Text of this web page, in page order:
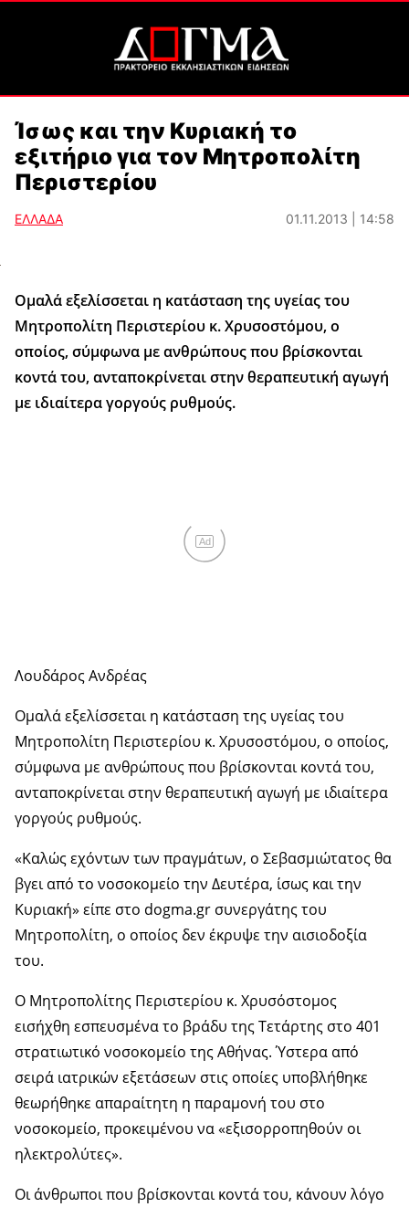
Ίσως και την Κυριακή το
εξιτήριο για τον Μητροπολίτη
Περιστερίου
ΕΛΛΑΔΑ 01.11.2013 | 14:58
Ομαλά εξελίσσεται η κατάσταση της υγείας του
Μητροπολίτη Περιστερίου κ. Χρυσοστόμου, ο
οποίος, σύμφωνα με ανθρώπους που βρίσκονται
κοντά του, ανταποκρίνεται στην θεραπευτική αγωγή
με ιδιαίτερα γοργούς ρυθμούς.
Ad
Λουδάρος Ανδρέας
Ομαλά εξελίσσεται η κατάσταση της υγείας του
Μητροπολίτη Περιστερίου κ. Χρυσοστόμου, ο οποίος,
σύμφωνα με ανθρώπους που βρίσκονται κοντά του,
ανταποκρίνεται στην θεραπευτική αγωγή με ιδιαίτερα
γοργούς ρυθμούς.
«Καλώς εχόντων των πραγμάτων, ο Σεβασμιώτατος θα
βγει από το νοσοκομείο την Δευτέρα, ίσως και την
Κυριακή» είπε στο dogma.gr συνεργάτης του
Μητροπολίτη, ο οποίος δεν έκρυψε την αισιοδοξία
του.
Ο Μητροπολίτης Περιστερίου κ. Χρυσόστομος
εισήχθη εσπευσμένα το βράδυ της Τετάρτης στο 401
στρατιωτικό νοσοκομείο της Αθήνας. Ύστερα από
σειρά ιατρικών εξετάσεων στις οποίες υποβλήθηκε
θεωρήθηκε απαραίτητη η παραμονή του στο
νοσοκομείο, προκειμένου να «εξισορροπηθούν οι
ηλεκτρολύτες».
Οι άνθρωποι που βρίσκονται κοντά του, κάνουν λόγο